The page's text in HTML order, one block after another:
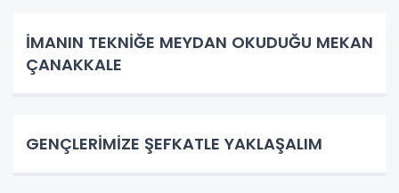
İMANIN TEKNİĞE MEYDAN OKUDUĞU MEKAN
ÇANAKKALE
GENÇLERİMİZE ŞEFKATLE YAKLAŞALIM